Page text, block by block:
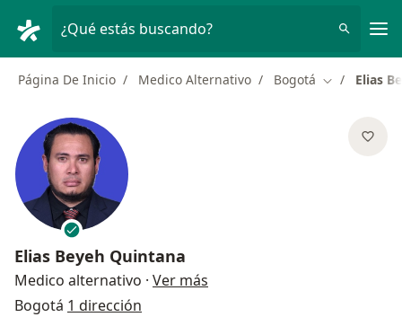
¿Qué estás buscando?
Página De Inicio Medico Alternativo Bogotá Cambiar de
Elias
Elias Beyeh Quintana
Medico alternativo · Ver más
Bogotá 1 dirección